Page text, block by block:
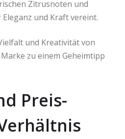
Zitrusnoten und
und Kraft vereint.
und Kreativität von
zu einem Geheimtipp
Preis-